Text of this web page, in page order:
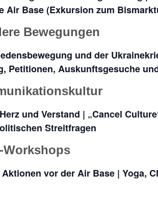
Air Base (Exkursion zum
Bewegungen
und der
Petitionen, Auskunftsgesuche
und Verstand | „Cancel
Streitfragen
Workshops
vor der Air Base | Yoga,